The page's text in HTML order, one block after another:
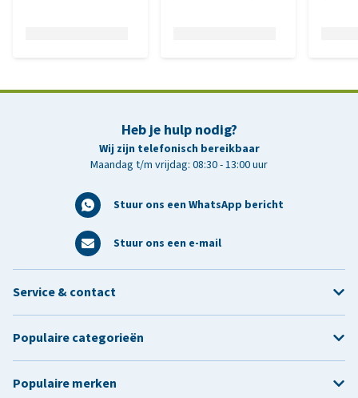
Heb je hulp nodig?
Wij zijn telefonisch bereikbaar
Maandag t/m vrijdag: 08:30 - 13:00 uur
Stuur ons een WhatsApp bericht
Stuur ons een e-mail
Service & contact
Populaire categorieën
Populaire merken